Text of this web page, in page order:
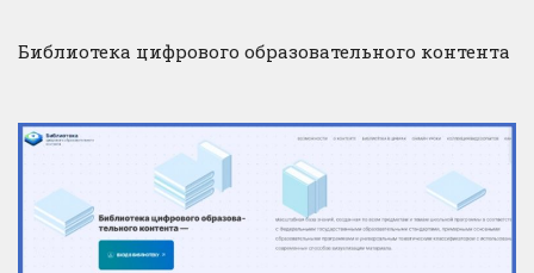
Библиотека цифрового образовательного контента